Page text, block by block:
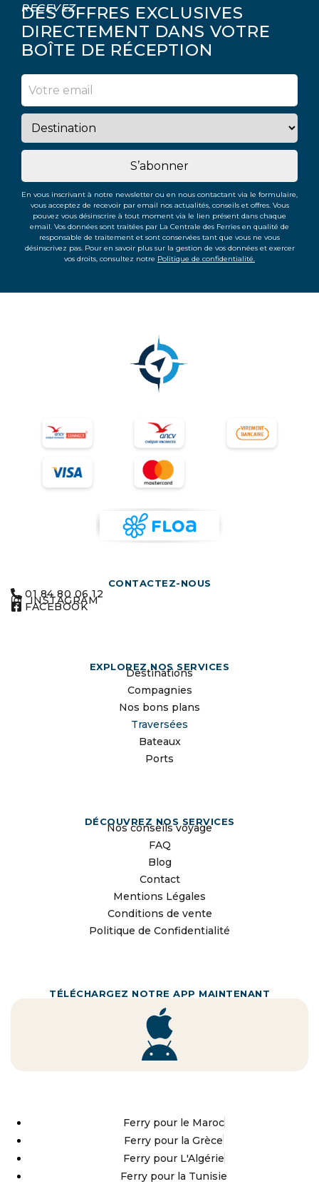
RECEVEZ
DES OFFRES EXCLUSIVES
DIRECTEMENT DANS VOTRE
BOÎTE DE RÉCEPTION
S’abonner
En vous inscrivant à notre newsletter ou en nous contactant via le formulaire,
vous acceptez de recevoir par email nos actualités, conseils et offres. Vous
pouvez vous désinscrire à tout moment via le lien présent dans chaque
email. Vos données sont traitées par La Centrale des Ferries en qualité de
responsable de traitement et sont conservées tant que vous ne vous
désinscrivez pas. Pour en savoir plus sur la gestion de vos données et exercer
vos droits, consultez notre Politique de confidentialité.
CONTACTEZ-NOUS
01 84 80 06 12
INSTAGRAM
FACEBOOK
EXPLOREZ NOS SERVICES
Destinations
Compagnies
Nos bons plans
Traversées
Bateaux
Ports
DÉCOUVREZ NOS SERVICES
Nos conseils voyage
FAQ
Blog
Contact
Mentions Légales
Conditions de vente
Politique de Confidentialité
TÉLÉCHARGEZ NOTRE APP MAINTENANT
Ferry pour le Maroc
Ferry pour la Grèce
Ferry pour L'Algérie
Ferry pour la Tunisie